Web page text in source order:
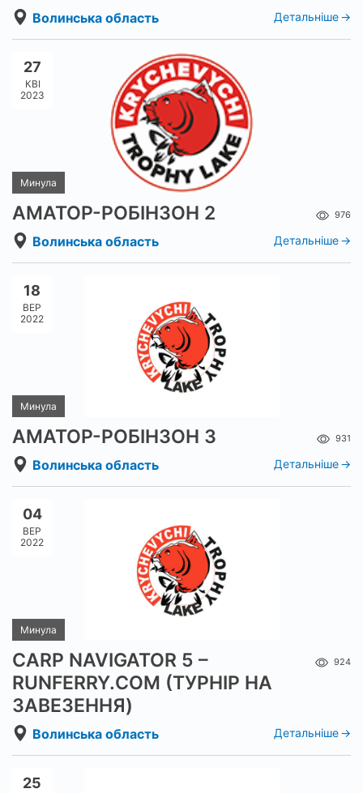
Волинська область Детальніше
27
КВІ
2023
Минула
АМАТОР-РОБІНЗОН 2 976
Волинська область Детальніше
18
ВЕР
2022
Минула
АМАТОР-РОБІНЗОН 3 931
Волинська область Детальніше
04
ВЕР
2022
Минула
CARP NAVIGATOR 5 –
RUNFERRY.COM (ТУРНІР НА
ЗАВЕЗЕННЯ)
924
Волинська область Детальніше
25